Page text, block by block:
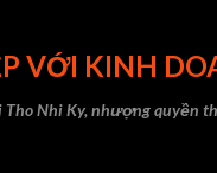
VỚI KINH
Tho Nhi Ky, nhượng quyền